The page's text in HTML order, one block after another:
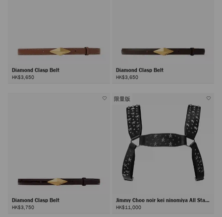
Diamond Clasp Belt
HK$3,650
Diamond Clasp Belt
HK$3,650
Diamond Clasp Belt
HK$3,750
限量版
Jimmy Choo noir kei ninomiya All Stars
Harness
HK$11,000